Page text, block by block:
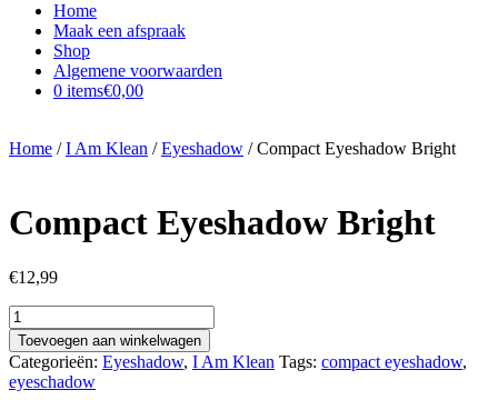
Home
Maak een afspraak
Shop
Algemene voorwaarden
0 items€0,00
Home /I Am Klean /Eyeshadow / Compact Eyeshadow Bright
Compact Eyeshadow Bright
€12,99
Compact
Eyeshadow
Bright
aantal
Toevoegen aan winkelwagen
Categorieën: Eyeshadow, I Am Klean Tags: compact eyeshadow,
eyeschadow